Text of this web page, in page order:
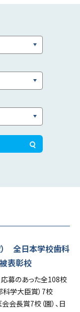
） 全日本学校歯科
表彰校
募のあった全108校
科学大臣賞）7校
会長賞7校（園）、日